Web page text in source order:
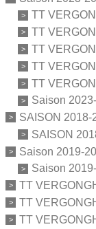
TT
TT
TT
TT
TT
Saison
SAISON 2018-
SAISON
Saison 2019-
Saison
TT
TT
TT